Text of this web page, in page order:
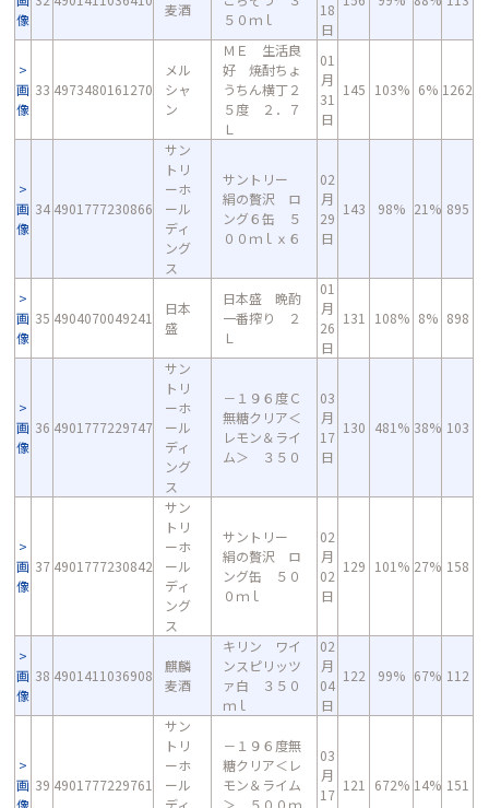
像
麦酒
５０ｍｌ
18
日
画
像
33 4973480161270
メル
シャ
ン
ＭＥ 生活良
好 焼酎ちょ
うちん横丁２
５度 ２．７
Ｌ
01
月
31
日
145 103% 6% 1262
画
像
34 4901777230866
サン
トリ
ーホ
ール
ディ
ング
ス
サントリー
絹の贅沢 ロ
ング６缶 ５
００ｍｌｘ６
02
月
29
日
143 98% 21% 895
画
像
35 4904070049241
日本
盛
日本盛 晩酌
一番搾り ２
Ｌ
01
月
26
日
131 108% 8% 898
画
像
36 4901777229747
サン
トリ
ーホ
ール
ディ
ング
ス
－１９６度Ｃ
無糖クリア＜
レモン＆ライ
ム＞ ３５０
03
月
17
日
130 481% 38% 103
画
像
37 4901777230842
サン
トリ
ーホ
ール
ディ
ング
ス
サントリー
絹の贅沢 ロ
ング缶 ５０
０ｍｌ
02
月
02
日
129 101% 27% 158
画
像
38 4901411036908
麒麟
麦酒
キリン ワイ
ンスピリッツ
ァ白 ３５０
ｍｌ
02
月
04
日
122 99% 67% 112
画
像
39 4901777229761
サン
トリ
ーホ
ール
ディ
－１９６度無
糖クリア＜レ
モン＆ライム
＞ ５００ｍ
03
月
17
121 672% 14% 151